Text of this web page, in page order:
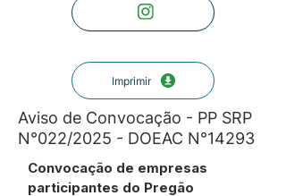
Imprimir
Aviso de Convocação - PP SRP
N°022/2025 - DOEAC N°14293
Convocação de empresas
participantes do Pregão